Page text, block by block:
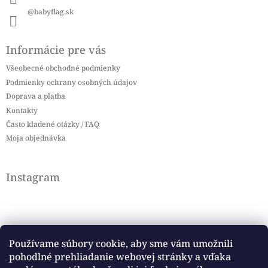
Používame súbory cookie, aby sme vám umožnili
pohodlné prehliadanie webovej stránky a vďaka
@babyflag.sk
Informácie pre vás
Všeobecné obchodné podmienky
Podmienky ochrany osobných údajov
Doprava a platba
Kontakty
Často kladené otázky / FAQ
Moja objednávka
Instagram
Sledovať na Instagrame